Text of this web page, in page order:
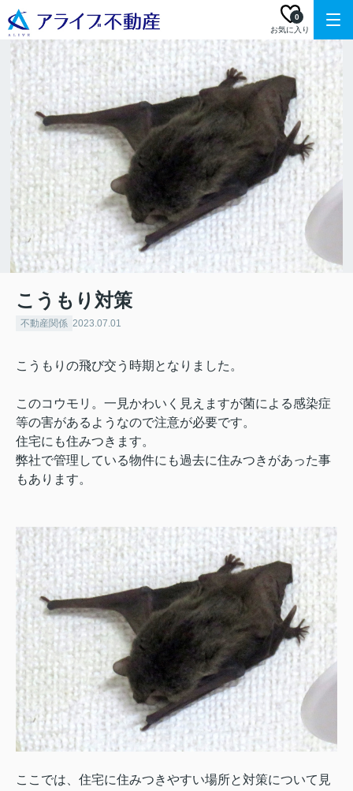
お気に入り
0
こうもり対策
不動産関係 2023.07.01
こうもりの飛び交う時期となりました。
このコウモリ。一見かわいく見えますが菌による感染症
等の害があるようなので注意が必要です。
住宅にも住みつきます。
弊社で管理している物件にも過去に住みつきがあった事
もあります。
ここでは、住宅に住みつきやすい場所と対策について見